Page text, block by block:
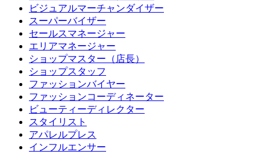
ビジュアルマーチャンダイザー
スーパーバイザー
セールスマネージャー
エリアマネージャー
ショップマスター（店長）
ショップスタッフ
ファッションバイヤー
ファッションコーディネーター
ビューティーディレクター
スタイリスト
アパレルプレス
インフルエンサー